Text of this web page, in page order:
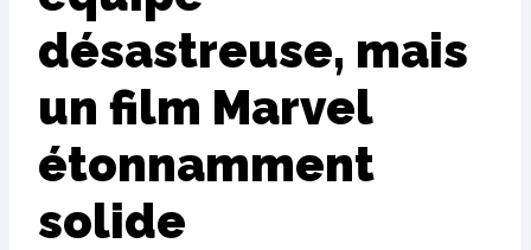
désastreuse, mais
un film Marvel
étonnamment
solide